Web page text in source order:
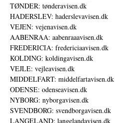
TØNDER: tønderavisen.dk
HADERSLEV: haderslevavisen.dk
VEJEN: vejenavisen.dk
AABENRAA: aabenraaavisen.dk
FREDERICIA: fredericiaavisen.dk
KOLDING: koldingavisen.dk
VEJLE: vejleavisen.dk
MIDDELFART: middelfartavisen.dk
ODENSE: odenseavisen.dk
NYBORG: nyborgavisen.dk
SVENDBORG: svendborgavisen.dk
LANGELAND: langelandavisen.dk